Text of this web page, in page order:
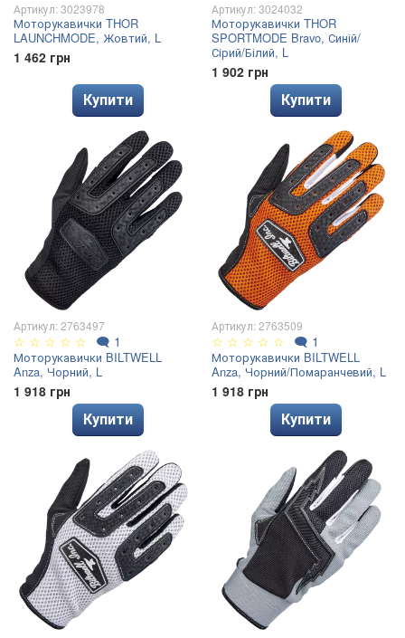
Артикул: 3023978
Моторукавички THOR
LAUNCHMODE, Жовтий, L
1 462 грн
Купити
Артикул: 3024032
Моторукавички THOR
SPORTMODE Bravo, Синій/
Сірий/Білий, L
1 902 грн
Купити
Артикул: 2763497
☆ ☆ ☆ ☆ ☆ 🗨 1
Моторукавички BILTWELL
Anza, Чорний, L
1 918 грн
Купити
Артикул: 2763509
☆ ☆ ☆ ☆ ☆ 🗨 1
Моторукавички BILTWELL
Anza, Чорний/Помаранчевий, L
1 918 грн
Купити